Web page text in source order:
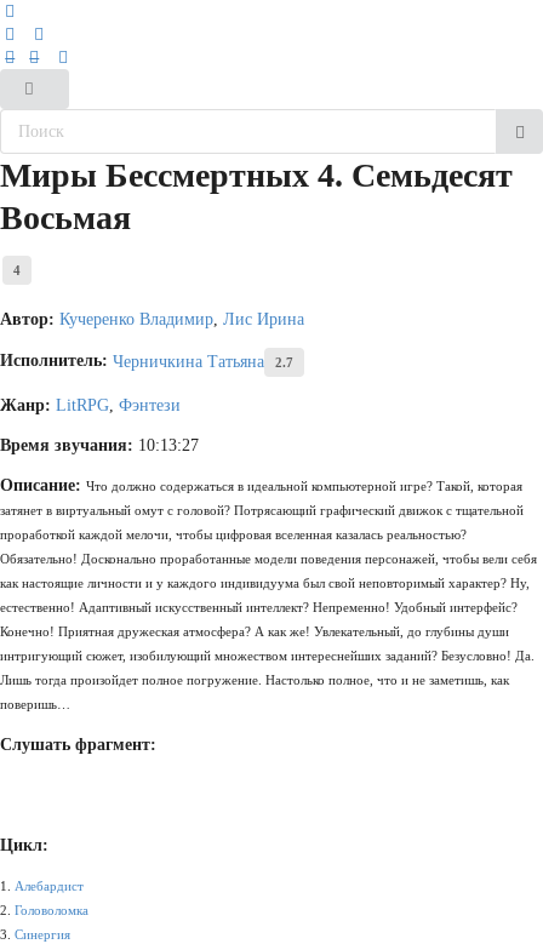
Миры Бессмертных 4. Семьдесят
Восьмая
4
Автор: Кучеренко Владимир, Лис Ирина
Исполнитель: Черничкина Татьяна 2.7
Жанр: LitRPG, Фэнтези
Время звучания: 10:13:27
Описание: Что должно содержаться в идеальной компьютерной игре? Такой, которая
затянет в виртуальный омут с головой? Потрясающий графический движок с тщательной
проработкой каждой мелочи, чтобы цифровая вселенная казалась реальностью?
Обязательно! Досконально проработанные модели поведения персонажей, чтобы вели себя
как настоящие личности и у каждого индивидуума был свой неповторимый характер? Ну,
естественно! Адаптивный искусственный интеллект? Непременно! Удобный интерфейс?
Конечно! Приятная дружеская атмосфера? А как же! Увлекательный, до глубины души
интригующий сюжет, изобилующий множеством интереснейших заданий? Безусловно! Да.
Лишь тогда произойдет полное погружение. Настолько полное, что и не заметишь, как
поверишь…
Слушать фрагмент:
Цикл:
1. Алебардист
2. Головоломка
3. Синергия